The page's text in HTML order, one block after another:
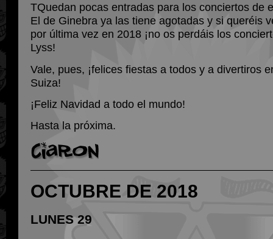
TQuedan pocas entradas para los conciertos de
El de Ginebra ya las tiene agotadas y si queréis
por última vez en 2018 ¡no os perdáis los
Lyss!
Vale, pues, ¡felices fiestas a todos y a divertiros
Suiza!
¡Feliz Navidad a todo el mundo!
Hasta la próxima.
OCTUBRE DE 2018
LUNES 29